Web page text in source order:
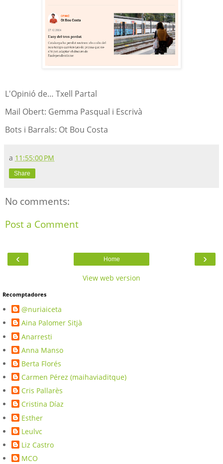
L'Opinió de… Txell Partal
Mail Obert: Gemma Pasqual i Escrivà
Bots i Barrals: Ot Bou Costa
a 11:55:00 PM
Share
No comments:
Post a Comment
‹ ›
Home
View web version
Recomptadores
@nuriaiceta
Aina Palomer Sitjà
Anarresti
Anna Manso
Berta Florés
Carmen Pérez (maihaviaditque)
Cris Pallarès
Cristina Díaz
Esther
Leulvc
Liz Castro
MCO